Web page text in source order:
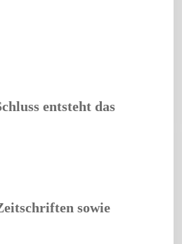
entsteht das
sowie